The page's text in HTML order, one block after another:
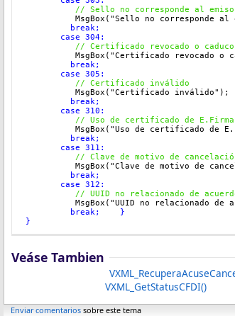
  //
Sello no corresponde al
MsgBox("Sello no corresponde al
         break;
       case 304:
  //
Certificado revocado o caduco
MsgBox("Certificado revocado o
         break;
       case 305:
  //
Certificado inválido
          MsgBox("Certificado inválido"
);
         break;
       case 310:
  //
Uso de certificado de
MsgBox("Uso de certificado de
         break;
       case 311:
  //
Clave de motivo de
MsgBox("Clave de motivo de
         break;
       case 312:
  //
UUID no relacionado de
MsgBox("UUID no relacionado de
         break;
    }
}
Veáse Tambien
VXML_GetStatusCFDI()
Enviar comentarios sobre este tema